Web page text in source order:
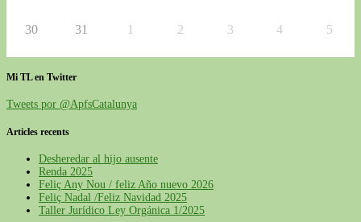
30 31 1 2 3 4 5
Mi TL en Twitter
Tweets por @ApfsCatalunya
Articles recents
Desheredar al hijo ausente
Renda 2025
Feliç Any Nou / feliz Año nuevo 2026
Feliç Nadal /Feliz Navidad 2025
Taller Jurídico Ley Orgánica 1/2025